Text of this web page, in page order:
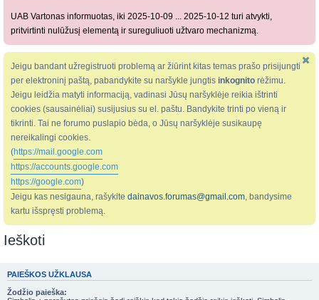
UAB Vartonas informuotas, iki 2025-10-09 ... 2025-10-12 turi atvykti,
pritvirtinti nulūžusį elementą ir sureguliuoti užtvaro mechanizmą.
Jeigu bandant užregistruoti problemą ar žiūrint kitas temas prašo prisijungti
per elektroninį paštą, pabandykite su naršykle jungtis inkognito rėžimu.
Jeigu leidžia matyti informaciją, vadinasi Jūsų naršyklėje reikia ištrinti
cookies (sausainėliai) susijusius su el. paštu. Bandykite trinti po vieną ir
tikrinti. Tai ne forumo puslapio bėda, o Jūsų naršyklėje susikaupę
nereikalingi cookies.
(https://mail.google.com
https://accounts.google.com
https://google.com)
Jeigu kas nesigauna, rašykite dainavos.forumas@gmail.com, bandysime
kartu išspręsti problemą.
Ieškoti
PAIEŠKOS UŽKLAUSA
Žodžio paieška: